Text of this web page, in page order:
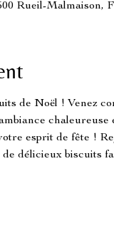
Rueil-Malmaison,
de Noël ! Venez
esprit de fête !
délicieux biscuits